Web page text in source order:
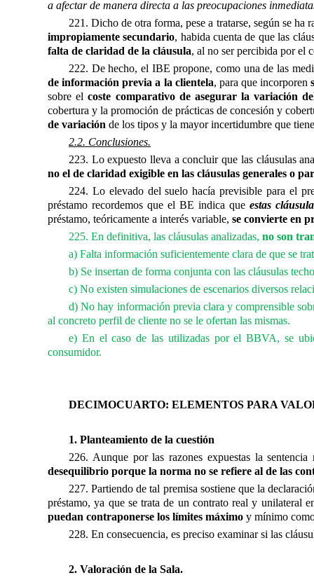
a afectar de manera directa a las preocupaciones
221. Dicho de otra forma, pese a tratarse, según se
impropiamente secundario, habida cuenta de que las
falta de claridad de la cláusula, al no ser percibida por el
222. De hecho, el IBE propone, como una de las
de información previa a la clientela, para que incorporen
sobre elcoste comparativo de asegurar la variación
cobertura y la promoción de prácticas de concesión y
de variación de los tipos y la mayor incertidumbre que
2.2. Conclusiones.
223. Lo expuesto lleva a concluir que las cláusulas
no el de claridad exigible en las cláusulas generales o
224. Lo elevado del suelo hacía previsible para el
préstamo recordemos que el BE indica que  estas
préstamo, teóricamente a interés variable, se convierte en
225. En definitiva, las cláusulas analizadas, no son
a) Falta información suficientemente clara de que se
b) Se insertan de forma conjunta con las cláusulas
c) No existen simulaciones de escenarios diversos
d) No hay información previa clara y comprensible
al concreto perfil de cliente no se le ofertan las mismas.
e) En el caso de las utilizadas por el BBVA, se
consumidor.
DECIMOCUARTO: ELEMENTOS PARA
1. Planteamiento de la cuestión
226. Aunque por las razones expuestas la
desequilibrio porque la norma no se refiere al de las
227. Partiendo de tal premisa sostiene que la
préstamo, ya que se trata de un contrato real y unilateral
puedan contraponerse los límites máximo y mínimo
228. En consecuencia, es preciso examinar si las
2. Valoración de la Sala.